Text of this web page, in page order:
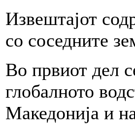
Извештајот
со соседните
Во првиот дел
глобалното
Македонија и